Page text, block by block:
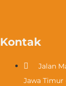
Kontak
Jalan
Jawa Timur